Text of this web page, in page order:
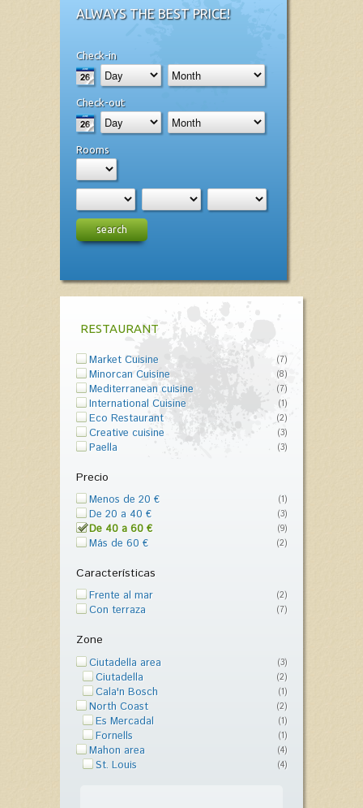
ALWAYS THE BEST PRICE!
Check-in
Check-out
Rooms
search
RESTAURANT
Market Cuisine (7)
Minorcan Cuisine (8)
Mediterranean cuisine (7)
International Cuisine (1)
Eco Restaurant (2)
Creative cuisine (3)
Paella (3)
Precio
Menos de 20 € (1)
De 20 a 40 € (3)
De 40 a 60 € (9)
Más de 60 € (2)
Características
Frente al mar (2)
Con terraza (7)
Zone
Ciutadella area (3)
Ciutadella (2)
Cala'n Bosch (1)
North Coast (2)
Es Mercadal (1)
Fornells (1)
Mahon area (4)
St. Louis (4)